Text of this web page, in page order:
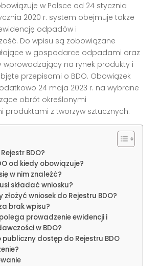
w Polsce od 24 stycznia
2020 r. system obejmuje także
odpadów i
Do wpisu są zobowiązane
w gospodarce odpadami oraz
wprowadzający na rynek produkty i
przepisami o BDO. Obowiązek
24 maja 2023 r. na wybrane
obrót określonymi
produktami z tworzyw sztucznych.
BDO?
od kiedy obowiązuje?
w nim znaleźć?
składać wniosku?
złożyć wniosek do Rejestru BDO?
brak wpisu?
prowadzenie ewidencji i
w BDO?
dostęp do Rejestru BDO